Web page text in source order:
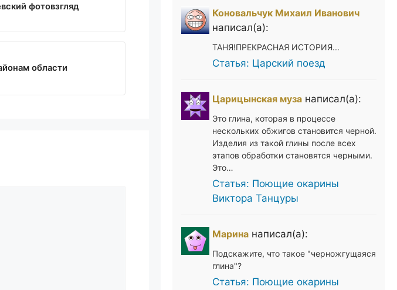
фотовзгляд
области
Коновальчук Михаил Иванович
написал(а):
ТАНЯ!ПРЕКРАСНАЯ ИСТОРИЯ...
Статья: Царский поезд
Царицынская музанаписал(а):
Это глина, которая в процессе
нескольких обжигов становится черной.
Изделия из такой глины после всех
этапов обработки становятся черными.
Это…
Статья: Поющие окарины
Виктора Танцуры
Маринанаписал(а):
Подскажите, что такое "черножгущаяся
глина"?
Статья: Поющие окарины